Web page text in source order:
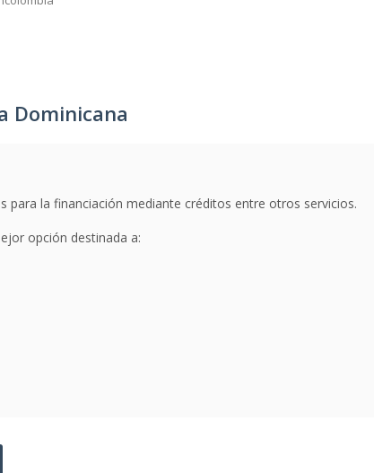
Dominicana
para la financiación mediante créditos entre otros servicios.
opción destinada a: